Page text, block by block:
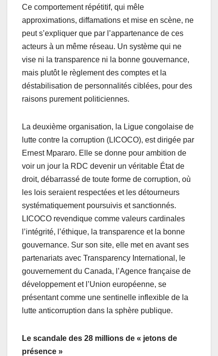
Ce comportement répétitif, qui mêle
approximations, diffamations et mise en scène, ne
peut s’expliquer que par l’appartenance de ces
acteurs à un même réseau. Un système qui ne
vise ni la transparence ni la bonne gouvernance,
mais plutôt le règlement des comptes et la
déstabilisation de personnalités ciblées, pour des
raisons purement politiciennes.
La deuxième organisation, la Ligue congolaise de
lutte contre la corruption (LICOCO), est dirigée par
Ernest Mpararo. Elle se donne pour ambition de
voir un jour la RDC devenir un véritable État de
droit, débarrassé de toute forme de corruption, où
les lois seraient respectées et les détourneurs
systématiquement poursuivis et sanctionnés.
LICOCO revendique comme valeurs cardinales
l’intégrité, l’éthique, la transparence et la bonne
gouvernance. Sur son site, elle met en avant ses
partenariats avec Transparency International, le
gouvernement du Canada, l’Agence française de
développement et l’Union européenne, se
présentant comme une sentinelle inflexible de la
lutte anticorruption dans la sphère publique.
Le scandale des 28 millions de « jetons de
présence »